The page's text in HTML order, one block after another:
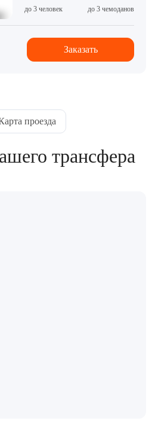
до 3 человек
до 3 чемоданов
Заказать
проезда
трансфера